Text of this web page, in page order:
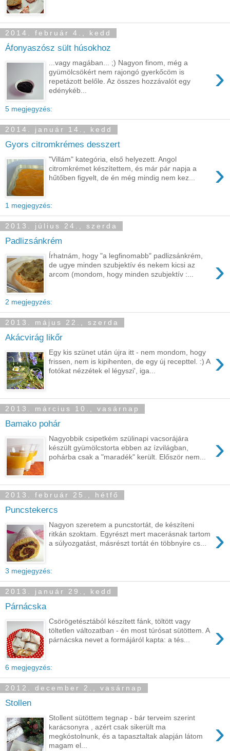
2014. február 4., kedd
Áfonyaszósz sült húsokhoz
›
...vagy magában... ;) Nagyon finom, még a
gyümölcsökért nem rajongó gyerkőcöm is
repetázott belőle. Az összes hozzávalót egy
edénykéb...
5 megjegyzés:
2014. január 14., kedd
Gyors citromkrémes desszert
›
"Villám" kategória, első helyezett. Angol
citromkrémet készítettem, és már pár napja a
hűtőben figyelt, de én még mindig nem kez...
1 megjegyzés:
2013. július 24., szerda
Padlizsánkrém
›
Írhatnám, hogy "a legfinomabb" padlizsánkrém,
de ugye minden szubjektív és nekem kicsi az
arcom (mondom, hogy minden szubjektív :...
2 megjegyzés:
2013. május 22., szerda
Akácvirág likőr
›
Egy kis szünet után újra itt - nem mondom, hogy
frissen, nem is kipihenten, de egy új recepttel. :) A
fotókat nézzétek el légyszi', iga...
2013. március 10., vasárnap
Bamako pohár
›
Nagyobbik csipetkém szülinapi vacsorájára
készült gyümölcstorta ebben az ízvilágban,
pohárba csak a "maradék" került. Először nem...
2013. február 25., hétfő
Puncstekercs
›
Nagyon szeretem a puncstortát, de készíteni
ritkán szoktam. Egyrészt mert macerásnak tartom
a súlyozgatást, másrészt tortát én többnyire cs...
3 megjegyzés:
2013. január 29., kedd
Párnácska
›
Csörögetésztából készített fánk, töltött vagy
töltetlen változatban - én most túrósat sütöttem. A
párnácska nevet a formájáról kapta: a tés...
6 megjegyzés:
2012. december 2., vasárnap
Stollen
›
Stollent sütöttem tegnap - bár terveim szerint
karácsonyra , azért csak sikerült ma
megkóstolnunk, és a tapasztaltak alapján látom
magam el...